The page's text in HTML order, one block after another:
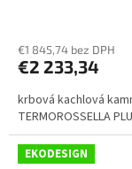
€1 845,74 bez DPH
€2 233,34
krbová kachlová
TERMOROSSELLA
EKODESIGN